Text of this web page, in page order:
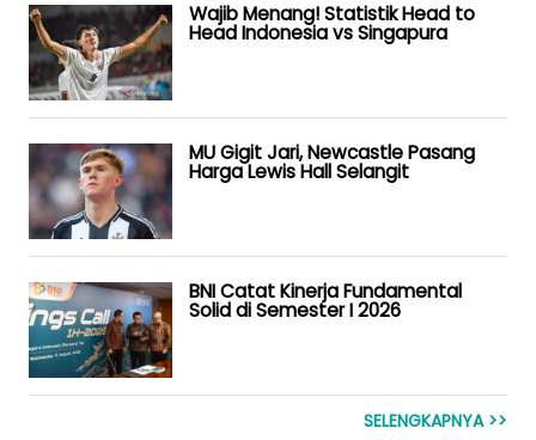
Wajib Menang! Statistik Head to
Head Indonesia vs Singapura
MU Gigit Jari, Newcastle Pasang
Harga Lewis Hall Selangit
BNI Catat Kinerja Fundamental
Solid di Semester I 2026
SELENGKAPNYA >>